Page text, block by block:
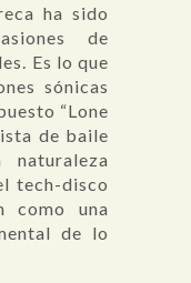
ha sido
de
Es lo que
sónicas
“Lone
de baile
tech-disco
como una
de lo